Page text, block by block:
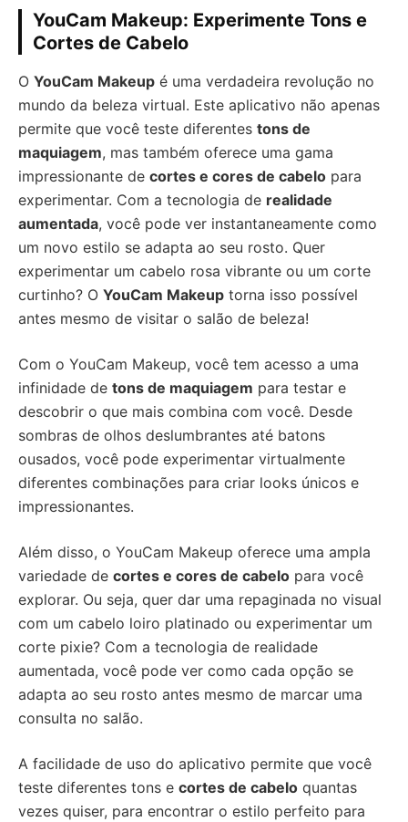
YouCam Makeup: Experimente Tons e
Cortes de Cabelo
O YouCam Makeup é uma verdadeira revolução no
mundo da beleza virtual. Este aplicativo não apenas
permite que você teste diferentes tons de
maquiagem, mas também oferece uma gama
impressionante de cortes e cores de cabelo para
experimentar. Com a tecnologia de realidade
aumentada, você pode ver instantaneamente como
um novo estilo se adapta ao seu rosto. Quer
experimentar um cabelo rosa vibrante ou um corte
curtinho? O YouCam Makeup torna isso possível
antes mesmo de visitar o salão de beleza!
Com o YouCam Makeup, você tem acesso a uma
infinidade de tons de maquiagem para testar e
descobrir o que mais combina com você. Desde
sombras de olhos deslumbrantes até batons
ousados, você pode experimentar virtualmente
diferentes combinações para criar looks únicos e
impressionantes.
Além disso, o YouCam Makeup oferece uma ampla
variedade de cortes e cores de cabelo para você
explorar. Ou seja, quer dar uma repaginada no visual
com um cabelo loiro platinado ou experimentar um
corte pixie? Com a tecnologia de realidade
aumentada, você pode ver como cada opção se
adapta ao seu rosto antes mesmo de marcar uma
consulta no salão.
A facilidade de uso do aplicativo permite que você
teste diferentes tons e cortes de cabelo quantas
vezes quiser, para encontrar o estilo perfeito para